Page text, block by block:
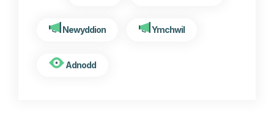
Newyddion Ymchwil
Adnodd